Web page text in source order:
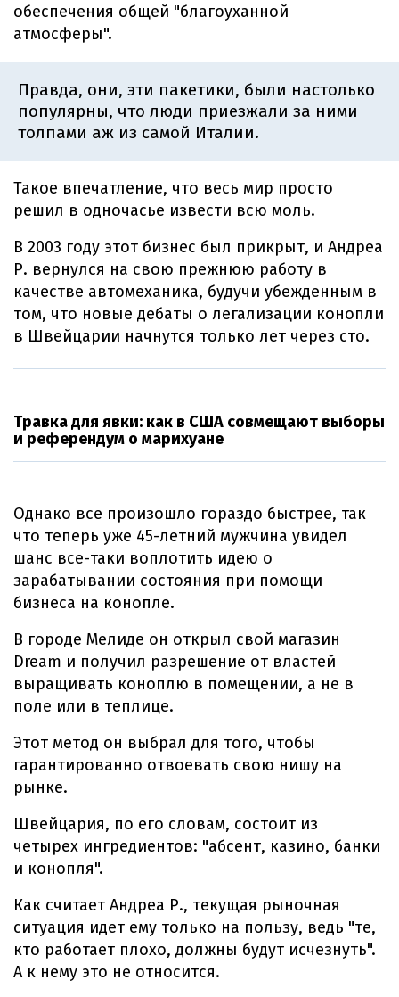
обеспечения общей "благоуханной
атмосферы".
Правда, они, эти пакетики, были настолько
популярны, что люди приезжали за ними
толпами аж из самой Италии.
Такое впечатление, что весь мир просто
решил в одночасье извести всю моль.
В 2003 году этот бизнес был прикрыт, и Андреа
Р. вернулся на свою прежнюю работу в
качестве автомеханика, будучи убежденным в
том, что новые дебаты о легализации конопли
в Швейцарии начнутся только лет через сто.
Травка для явки: как в США совмещают выборы
и референдум о марихуане
Однако все произошло гораздо быстрее, так
что теперь уже 45-летний мужчина увидел
шанс все-таки воплотить идею о
зарабатывании состояния при помощи
бизнеса на конопле.
В городе Мелиде он открыл свой магазин
Dream и получил разрешение от властей
выращивать коноплю в помещении, а не в
поле или в теплице.
Этот метод он выбрал для того, чтобы
гарантированно отвоевать свою нишу на
рынке.
Швейцария, по его словам, состоит из
четырех ингредиентов: "абсент, казино, банки
и конопля".
Как считает Андреа Р., текущая рыночная
ситуация идет ему только на пользу, ведь "те,
кто работает плохо, должны будут исчезнуть".
А к нему это не относится.